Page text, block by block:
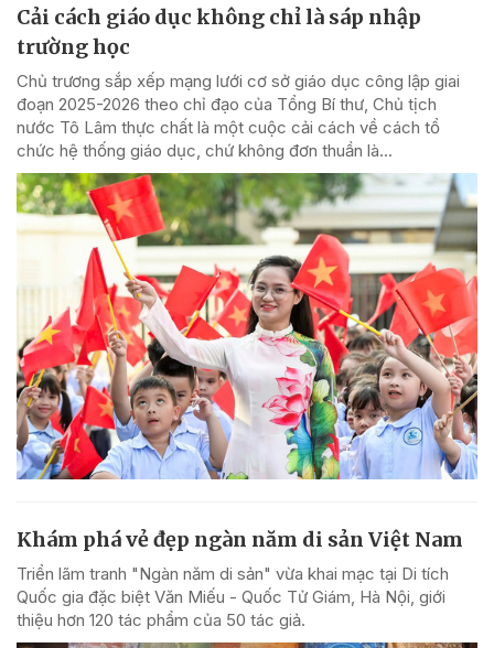
Cải cách giáo dục không chỉ là sáp nhập
trường học
Chủ trương sắp xếp mạng lưới cơ sở giáo dục công lập giai
đoạn 2025-2026 theo chỉ đạo của Tổng Bí thư, Chủ tịch
nước Tô Lâm thực chất là một cuộc cải cách về cách tổ
chức hệ thống giáo dục, chứ không đơn thuần là...
Khám phá vẻ đẹp ngàn năm di sản Việt Nam
Triển lãm tranh "Ngàn năm di sản" vừa khai mạc tại Di tích
Quốc gia đặc biệt Văn Miếu - Quốc Tử Giám, Hà Nội, giới
thiệu hơn 120 tác phẩm của 50 tác giả.